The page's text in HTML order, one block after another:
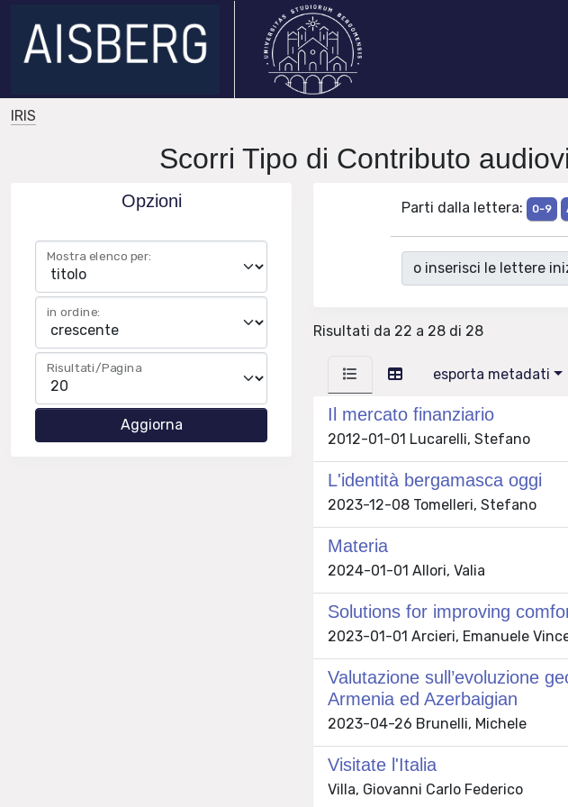
IRIS
Scorri Tipo di Contributo
Opzioni
Mostra elenco per:
in ordine:
Risultati/Pagina
Parti dalla lettera: 0-9
o inserisci le lettere
Risultati da 22 a 28 di 28
esporta metadati
Il mercato finanziario
2012-01-01 Lucarelli, Stefano
L'identità bergamasca oggi
2023-12-08 Tomelleri, Stefano
Materia
2024-01-01 Allori, Valia
Solutions for improving
2023-01-01 Arcieri, Emanuele
Valutazione sull’evoluzione
Armenia ed Azerbaigian
2023-04-26 Brunelli, Michele
Visitate l'Italia
Villa, Giovanni Carlo Federico